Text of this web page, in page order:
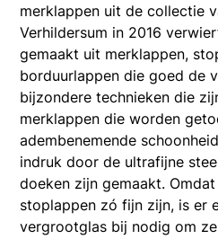
merklappen uit de collectie
Verhildersum in 2016
gemaakt uit merklappen,
borduurlappen die goed de
bijzondere technieken die
merklappen die worden
adembenemende
indruk door de ultrafijne
doeken zijn gemaakt.
stoplappen zó fijn zijn, is er
vergrootglas bij nodig om